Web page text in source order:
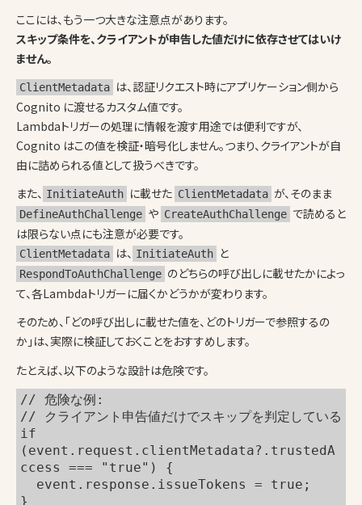
ここには、もう一つ大きな注意点があります。
スキップ条件を、クライアントが申告した値だけに依存させてはいけ
ません。
ClientMetadata は、認証リクエスト時にアプリケーション側から
Cognito に渡せるカスタム値です。
Lambdaトリガーの処理に情報を渡す用途では便利ですが、
Cognito はこの値を検証・暗号化しません。つまり、クライアントが自
由に詰められる値として扱うべきです。
また、 InitiateAuth に載せた ClientMetadata が、そのまま
DefineAuthChallenge や CreateAuthChallenge で読めると
は限らない点にも注意が必要です。
ClientMetadata は、 InitiateAuth と
RespondToAuthChallenge のどちらの呼び出しに載せたかによっ
て、各Lambdaトリガーに届くかどうかが変わります。
そのため、「どの呼び出しに載せた値を、どのトリガーで参照するの
か」は、実際に検証しておくことをおすすめします。
たとえば、以下のような設計は危険です。
// 危険な例:
// クライアント申告値だけでスキップを判定している
if
(event.request.clientMetadata?.trustedA
ccess === "true") {
  event.response.issueTokens = true;
}